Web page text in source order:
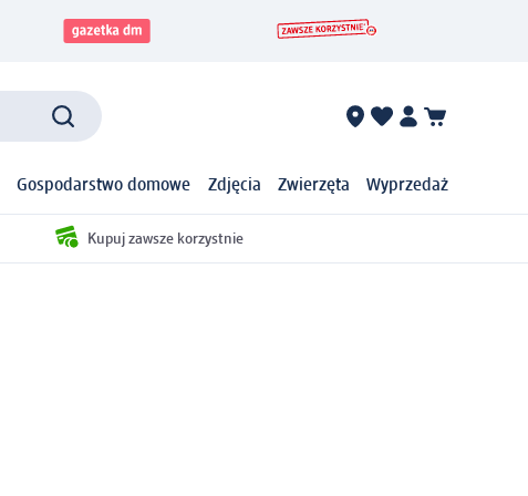
Gospodarstwo domowe Zdjęcia Zwierzęta Wyprzedaż
Kupuj zawsze korzystnie